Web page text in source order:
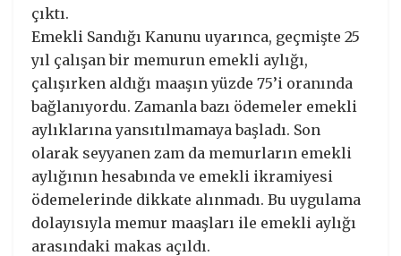
çıktı.
Emekli Sandığı Kanunu uyarınca, geçmişte 25
yıl çalışan bir memurun emekli aylığı,
çalışırken aldığı maaşın yüzde 75’i oranında
bağlanıyordu. Zamanla bazı ödemeler emekli
aylıklarına yansıtılmamaya başladı. Son
olarak seyyanen zam da memurların emekli
aylığının hesabında ve emekli ikramiyesi
ödemelerinde dikkate alınmadı. Bu uygulama
dolayısıyla memur maaşları ile emekli aylığı
arasındaki makas açıldı.